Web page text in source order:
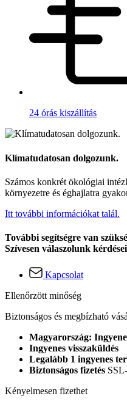
24 órás kiszállítás
Klímatudatosan dolgozunk.
Számos konkrét ökológiai
környezetre és éghajlatra
Itt további információkat talál.
További segítségre van
Szívesen válaszolunk
Kapcsolat
Ellenőrzött minőség
Biztonságos és megbízható
Magyarország:
Ingyenes visszaküldés
Legalább 1 ingyenes
Biztonságos fizetés
Kényelmesen fizethet